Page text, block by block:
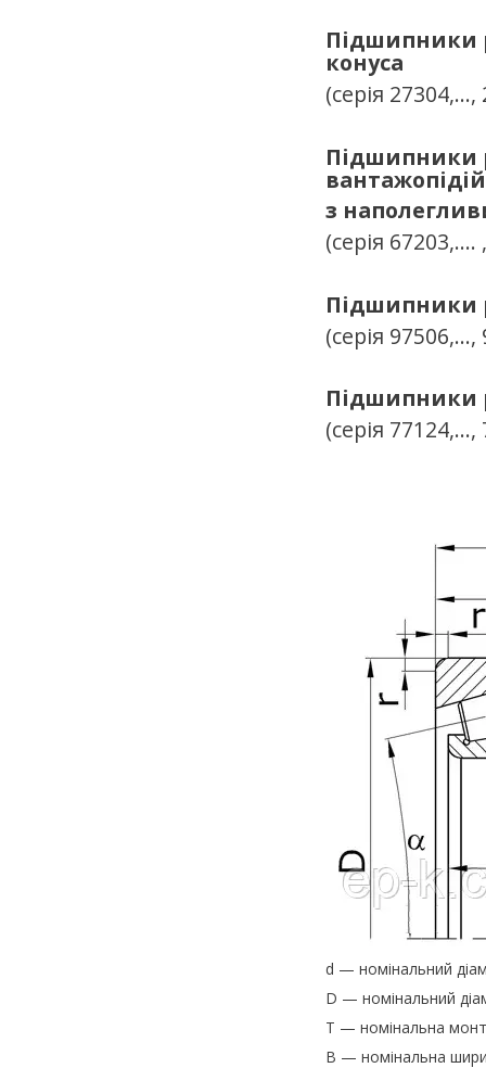
Підшипники
конуса
(серія
Підшипники
з
(серія
Підшипники
(серія
Підшипники
(серія
d — номінальний
D — номінальний
T — номінальна
B — номінальна